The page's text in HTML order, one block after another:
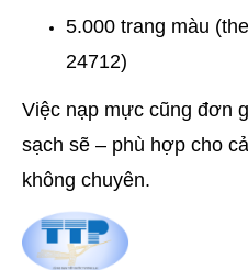
5.000 trang màu
24712)
Việc nạp mực cũng đơn
sạch sẽ – phù hợp cho
không chuyên.